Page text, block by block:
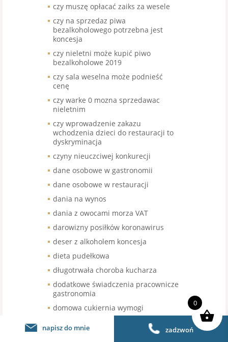
czy muszę opłacać zaiks za wesele
czy na sprzedaz piwa
bezalkoholowego potrzebna jest
koncesja
czy nieletni może kupić piwo
bezalkoholowe 2019
czy sala weselna może podnieść
cenę
czy warke 0 mozna sprzedawac
nieletnim
czy wprowadzenie zakazu
wchodzenia dzieci do restauracji to
dyskryminacja
czyny nieuczciwej konkurecji
dane osobowe w gastronomii
dane osobowe w restauracji
dania na wynos
dania z owocami morza VAT
darowizny posiłków koronawirus
deser z alkoholem koncesja
dieta pudełkowa
długotrwała choroba kucharza
dodatkowe świadczenia pracownicze
gastronomia
domowa cukiernia wymogi
napisz do mnie zadzwoń
0